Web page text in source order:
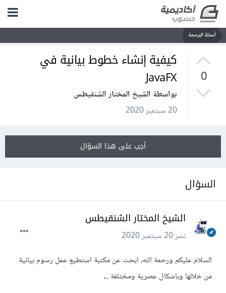
أسئلة البرمجة
0
كيفية إنشاء خطوط بيانية في
JavaFX
بواسطة الشيخ المختار الشنقيطس
20 سبتمبر 2020
أجب على هذا السؤال
السؤال
الشيخ المختار الشنقيطس
نشر20 سبتمبر 2020
السلام عليكم ورحمة الله، ابحث عن مكتبة استطيع عمل رسوم بيانية
من خلالها وباشكال عصرية ومختلفة ..،